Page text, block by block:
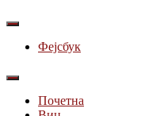
Фејсбук
Почетна